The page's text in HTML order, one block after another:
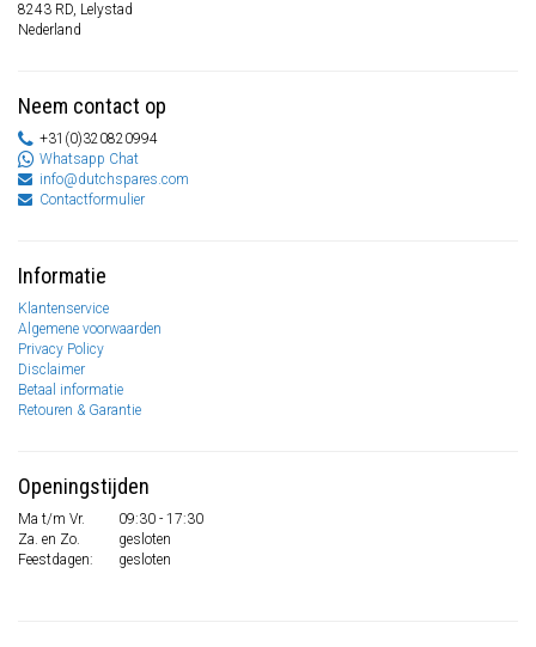
8243 RD, Lelystad
Nederland
Neem contact op
+31(0)320820994
Whatsapp Chat
info@dutchspares.com
Contactformulier
Informatie
Klantenservice
Algemene voorwaarden
Privacy Policy
Disclaimer
Betaal informatie
Retouren & Garantie
Openingstijden
Ma t/m Vr.
09:30 - 17:30
Za. en Zo.
gesloten
Feestdagen:
gesloten